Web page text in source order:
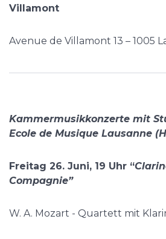
Villamont
Avenue de Villamont 13 – 1005
Kammermusikkonzerte mit
Ecole de Musique Lausanne
Freitag 26. Juni, 19 Uhr “
Compagnie”
W. A. Mozart - Quartett mit